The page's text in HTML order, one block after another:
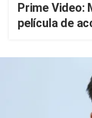
Prime Video:
película de